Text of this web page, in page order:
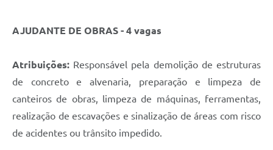
AJUDANTE DE OBRAS - 4 vagas
Atribuições: Responsável pela demolição de estruturas
de concreto e alvenaria, preparação e limpeza de
canteiros de obras, limpeza de máquinas, ferramentas,
realização de escavações e sinalização de áreas com risco
de acidentes ou trânsito impedido.